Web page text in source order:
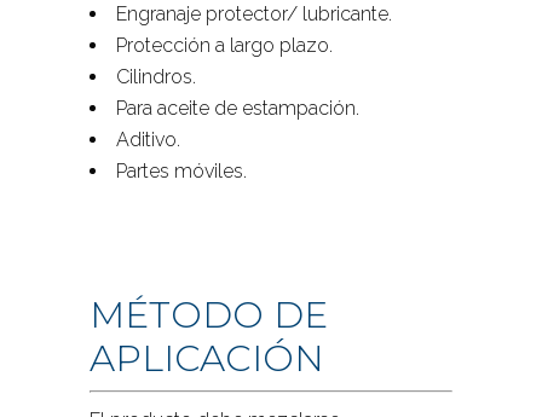
Engranaje protector/ lubricante.
Protección a largo plazo.
Cilindros.
Para aceite de estampación.
Aditivo.
Partes móviles.
MÉTODO DE
APLICACIÓN